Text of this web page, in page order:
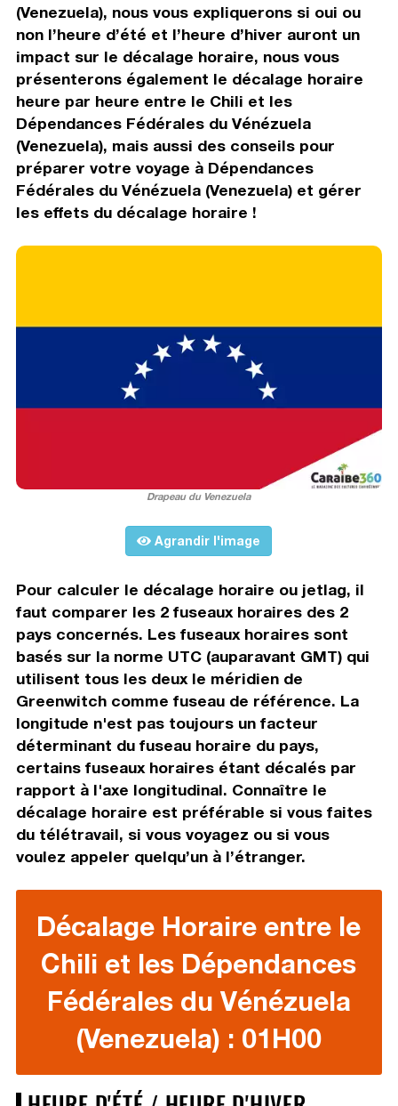
(Venezuela), nous vous expliquerons si oui ou
non l’heure d’été et l’heure d’hiver auront un
impact sur le décalage horaire, nous vous
présenterons également le décalage horaire
heure par heure entre le Chili et les
Dépendances Fédérales du Vénézuela
(Venezuela), mais aussi des conseils pour
préparer votre voyage à Dépendances
Fédérales du Vénézuela (Venezuela) et gérer
les effets du décalage horaire !
Drapeau du Venezuela
Agrandir l'image
Pour calculer le décalage horaire ou jetlag, il
faut comparer les 2 fuseaux horaires des 2
pays concernés. Les fuseaux horaires sont
basés sur la norme UTC (auparavant GMT) qui
utilisent tous les deux le méridien de
Greenwitch comme fuseau de référence. La
longitude n'est pas toujours un facteur
déterminant du fuseau horaire du pays,
certains fuseaux horaires étant décalés par
rapport à l'axe longitudinal. Connaître le
décalage horaire est préférable si vous faites
du télétravail, si vous voyagez ou si vous
voulez appeler quelqu’un à l’étranger.
Décalage Horaire entre le
Chili et les Dépendances
Fédérales du Vénézuela
(Venezuela) : 01H00